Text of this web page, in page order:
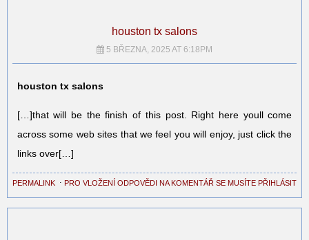
houston tx salons
5 BŘEZNA, 2025 AT 6:18PM
houston tx salons
[…]that will be the finish of this post. Right here youll come
across some web sites that we feel you will enjoy, just click the
links over[…]
PERMALINK ⋅ PRO VLOŽENÍ ODPOVĚDI NA KOMENTÁŘ SE MUSÍTE PŘIHLÁSIT